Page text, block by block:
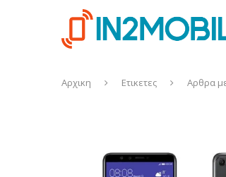
Αρχικη Ετικετες Αρθρα